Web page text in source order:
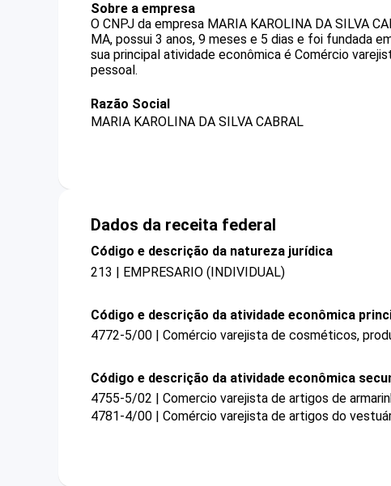
Sobre a empresa
O CNPJ da empresa MARIA KAROLINA DA SILVA
MA, possui 3 anos, 9 meses e 5 dias e foi fundada
sua principal atividade econômica é Comércio
pessoal.
Razão Social
MARIA KAROLINA DA SILVA CABRAL
Dados da receita federal
Código e descrição da natureza jurídica
213 | EMPRESARIO (INDIVIDUAL)
Código e descrição da atividade econômica
4772-5/00 | Comércio varejista de cosméticos,
Código e descrição da atividade econômica
4755-5/02 | Comercio varejista de artigos de
4781-4/00 | Comércio varejista de artigos do